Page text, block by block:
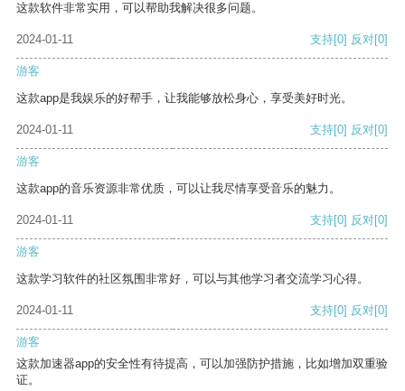
这款软件非常实用，可以帮助我解决很多问题。
2024-01-11 支持[0] 反对[0]
游客
这款app是我娱乐的好帮手，让我能够放松身心，享受美好时光。
2024-01-11 支持[0] 反对[0]
游客
这款app的音乐资源非常优质，可以让我尽情享受音乐的魅力。
2024-01-11 支持[0] 反对[0]
游客
这款学习软件的社区氛围非常好，可以与其他学习者交流学习心得。
2024-01-11 支持[0] 反对[0]
游客
这款加速器app的安全性有待提高，可以加强防护措施，比如增加双重验
证。